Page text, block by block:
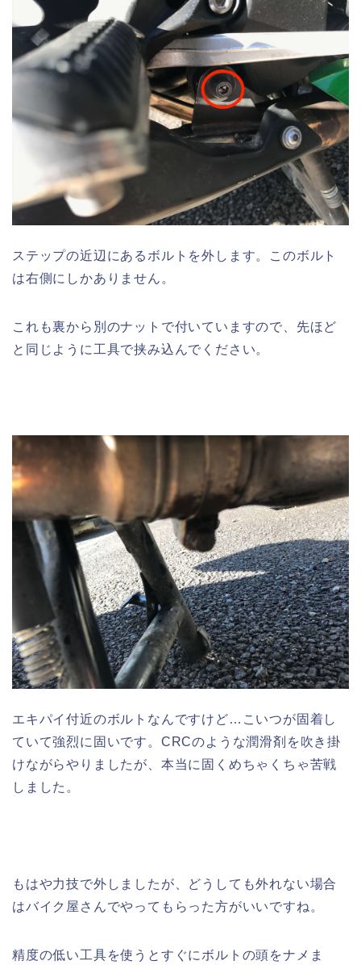
ステップの近辺にあるボルトを外します。このボルト
は右側にしかありません。
これも裏から別のナットで付いていますので、先ほど
と同じように工具で挟み込んでください。
エキパイ付近のボルトなんですけど…こいつが固着し
ていて強烈に固いです。CRCのような潤滑剤を吹き掛
けながらやりましたが、本当に固くめちゃくちゃ苦戦
しました。
もはや力技で外しましたが、どうしても外れない場合
はバイク屋さんでやってもらった方がいいですね。
精度の低い工具を使うとすぐにボルトの頭をナメま